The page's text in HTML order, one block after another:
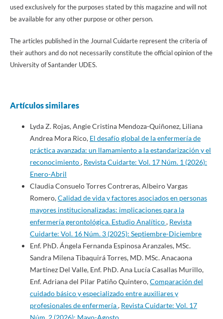
used exclusively for the purposes stated by this magazine and will not
be available for any other purpose or other person.
The articles published in the Journal Cuidarte represent the criteria of
their authors and do not necessarily constitute the official opinion of the
University of Santander UDES.
Artículos similares
Lyda Z. Rojas, Angie Cristina Mendoza-Quiñonez, Liliana
Andrea Mora Rico, El desafío global de la enfermería de
práctica avanzada: un llamamiento a la estandarización y el
reconocimiento, Revista Cuidarte: Vol. 17 Núm. 1 (2026):
Enero-Abril
Claudia Consuelo Torres Contreras, Albeiro Vargas
Romero,Calidad de vida y factores asociados en personas
mayores institucionalizadas: implicaciones para la
enfermería gerontológica. Estudio Analítico, Revista
Cuidarte: Vol. 16 Núm. 3 (2025): Septiembre-Diciembre
Enf. PhD. Ángela Fernanda Espinosa Aranzales, MSc.
Sandra Milena Tibaquirá Torres, MD. MSc. Anacaona
Martínez Del Valle, Enf. PhD. Ana Lucía Casallas Murillo,
Enf. Adriana del Pilar Patiño Quintero,Comparación del
cuidado básico y especializado entre auxiliares y
profesionales de enfermería, Revista Cuidarte: Vol. 17